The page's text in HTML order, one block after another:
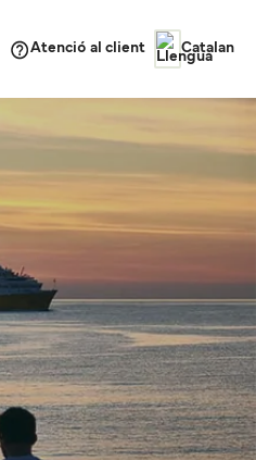
Atenció al client Catalan